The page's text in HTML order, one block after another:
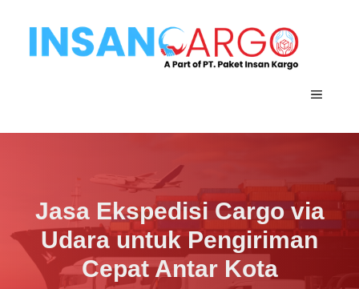
MENU
Jasa Ekspedisi Cargo via
Udara untuk Pengiriman
Cepat Antar Kota